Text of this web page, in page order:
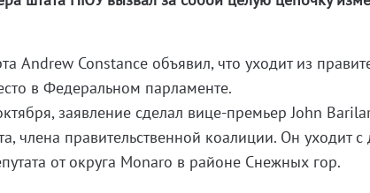
Andrew Constance объявил, что уходит из
в Федеральном парламенте.
заявление сделал вице-премьер John
члена правительственной коалиции. Он уходит с
от округа Monaro в районе Снежных гор.